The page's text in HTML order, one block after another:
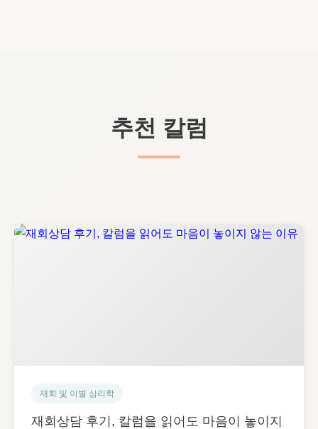
추천 칼럼
재회 및 이별 심리학
재회상담 후기, 칼럼을 읽어도 마음이 놓이지